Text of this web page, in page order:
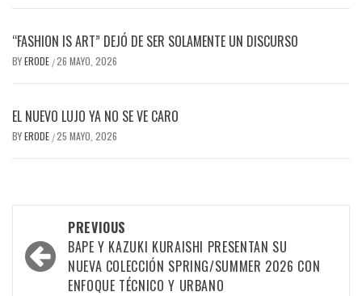
“FASHION IS ART” DEJÓ DE SER SOLAMENTE UN DISCURSO
BYERODE /26 MAYO, 2026
EL NUEVO LUJO YA NO SE VE CARO
BYERODE /25 MAYO, 2026
PREVIOUS
BAPE Y KAZUKI KURAISHI PRESENTAN SU
NUEVA COLECCIÓN SPRING/SUMMER 2026 CON
ENFOQUE TÉCNICO Y URBANO